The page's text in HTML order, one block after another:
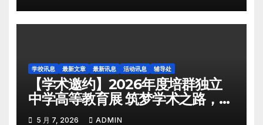
学校讯息 最新文章 最新讯息 活动讯息 辅导处
【学术邀约】2026年度培群独立
中学高等教育展 筑梦学术之路，共
绘育人蓝图
5 月 7, 2026 ADMIN